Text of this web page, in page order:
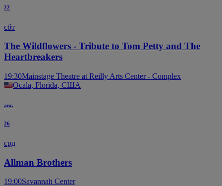
22
сбт
The Wildflowers - Tribute to Tom Petty and The
Heartbreakers
19:30Mainstage Theatre at Reilly Arts Center - Complex
Ocala, Florida, США
авг.
26
срд
Allman Brothers
19:00Savannah Center